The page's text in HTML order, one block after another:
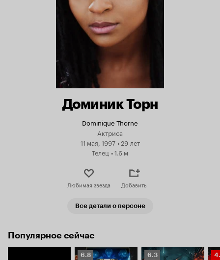
Доминик Торн
Dominique Thorne
Актриса
11 мая, 1997 •29 лет
Телец •1.6 м
Любимая звезда Добавить
Все детали о персоне
Популярное сейчас
Рейтинг
6.8
Рейтинг
6.3